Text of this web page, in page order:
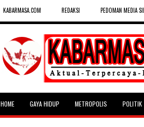
KABARMASA.COM REDAKSI PEDOMAN MEDIA
HOME GAYA HIDUP METROPOLIS POLITIK